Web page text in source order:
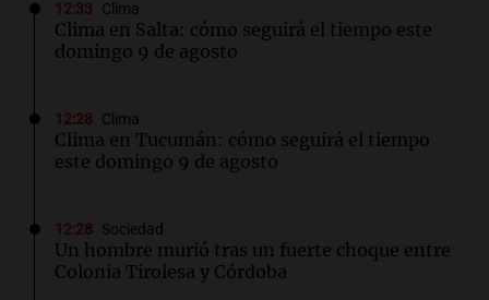
12:33 Clima
Clima en Salta: cómo seguirá el tiempo este
domingo 9 de agosto
12:28 Clima
Clima en Tucumán: cómo seguirá el tiempo
este domingo 9 de agosto
12:28 Sociedad
Un hombre murió tras un fuerte choque entre
Colonia Tirolesa y Córdoba